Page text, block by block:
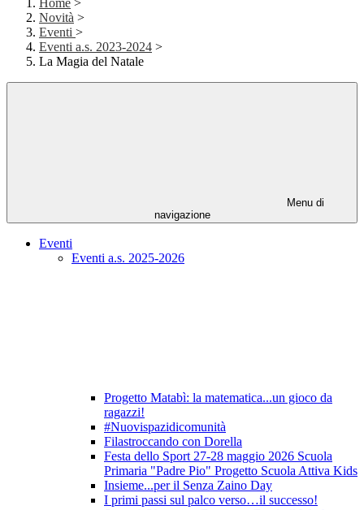
Home >
Novità >
Eventi >
Eventi a.s. 2023-2024 >
La Magia del Natale
Menu di
navigazione
Eventi
Eventi a.s. 2025-2026
Progetto Matabì: la matematica...un gioco da
ragazzi!
#Nuovispazidicomunità
Filastroccando con Dorella
Festa dello Sport 27-28 maggio 2026 Scuola
Primaria "Padre Pio" Progetto Scuola Attiva Kids
Insieme...per il Senza Zaino Day
I primi passi sul palco verso…il successo!